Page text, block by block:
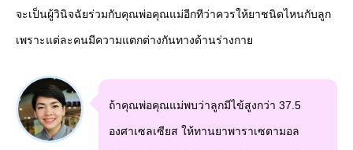
จะเป็นผู้วินิจฉัยร่วมกับคุณพ่อคุณแม่อีกทีว่าควรให้ยาชนิดไหนกับลูก
เพราะแต่ละคนมีความแตกต่างกันทางด้านร่างกาย
ถ้าคุณพ่อคุณแม่พบว่าลูกมีไข้สูงกว่า 37.5
องศาเซลเซียส ให้ทานยาพาราเซตามอล